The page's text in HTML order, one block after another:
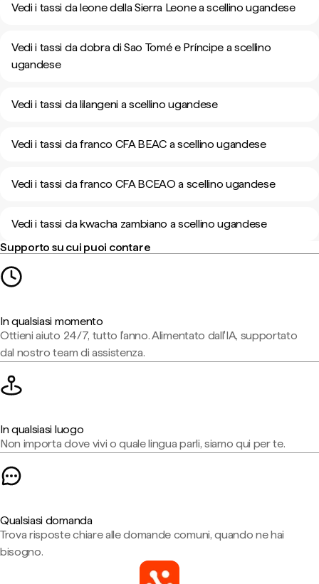
Vedi i tassi da leone della Sierra Leone a scellino ugandese
Vedi i tassi da dobra di Sao Tomé e Príncipe a scellino
ugandese
Vedi i tassi da lilangeni a scellino ugandese
Vedi i tassi da franco CFA BEAC a scellino ugandese
Vedi i tassi da franco CFA BCEAO a scellino ugandese
Vedi i tassi da kwacha zambiano a scellino ugandese
Supporto su cui puoi contare
In qualsiasi momento
Ottieni aiuto 24/7, tutto l'anno. Alimentato dall'IA, supportato
dal nostro team di assistenza.
In qualsiasi luogo
Non importa dove vivi o quale lingua parli, siamo qui per te.
Qualsiasi domanda
Trova risposte chiare alle domande comuni, quando ne hai
bisogno.